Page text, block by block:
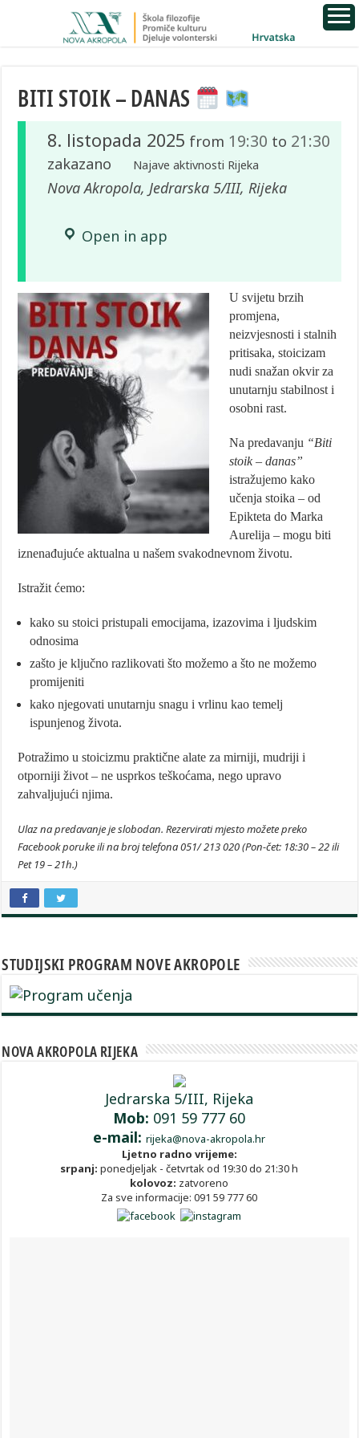
BITI STOIK – DANAS
8. listopada 2025 from 19:30 to 21:30
zakazano Najave aktivnosti Rijeka
Nova Akropola, Jedrarska 5/III, Rijeka
Open in app
U svijetu brzih
promjena,
neizvjesnosti i stalnih
pritisaka, stoicizam
nudi snažan okvir za
unutarnju stabilnost i
osobni rast.
Na predavanju “Biti
stoik – danas”
istražujemo kako
učenja stoika – od
Epikteta do Marka
Aurelija – mogu biti
iznenađujuće aktualna u našem svakodnevnom životu.
Istražit ćemo:
kako su stoici pristupali emocijama, izazovima i ljudskim
odnosima
zašto je ključno razlikovati što možemo a što ne možemo
promijeniti
kako njegovati unutarnju snagu i vrlinu kao temelj
ispunjenog života.
Potražimo u stoicizmu praktične alate za mirniji, mudriji i
otporniji život – ne usprkos teškoćama, nego upravo
zahvaljujući njima.
Ulaz na predavanje je slobodan. Rezervirati mjesto možete preko
Facebook poruke ili na broj telefona 051/ 213 020 (Pon-čet: 18:30 – 22 ili
Pet 19 – 21h.)
STUDIJSKI PROGRAM NOVE AKROPOLE
NOVA AKROPOLA RIJEKA
Jedrarska 5/III, Rijeka
Mob: 091 59 777 60
e-mail: rijeka@nova-akropola.hr
Ljetno radno vrijeme:
srpanj: ponedjeljak - četvrtak od 19:30 do 21:30 h
kolovoz: zatvoreno
Za sve informacije: 091 59 777 60